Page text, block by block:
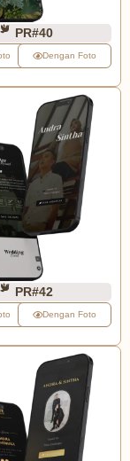
PR#40
Dengan Foto
PR#42
Dengan Foto